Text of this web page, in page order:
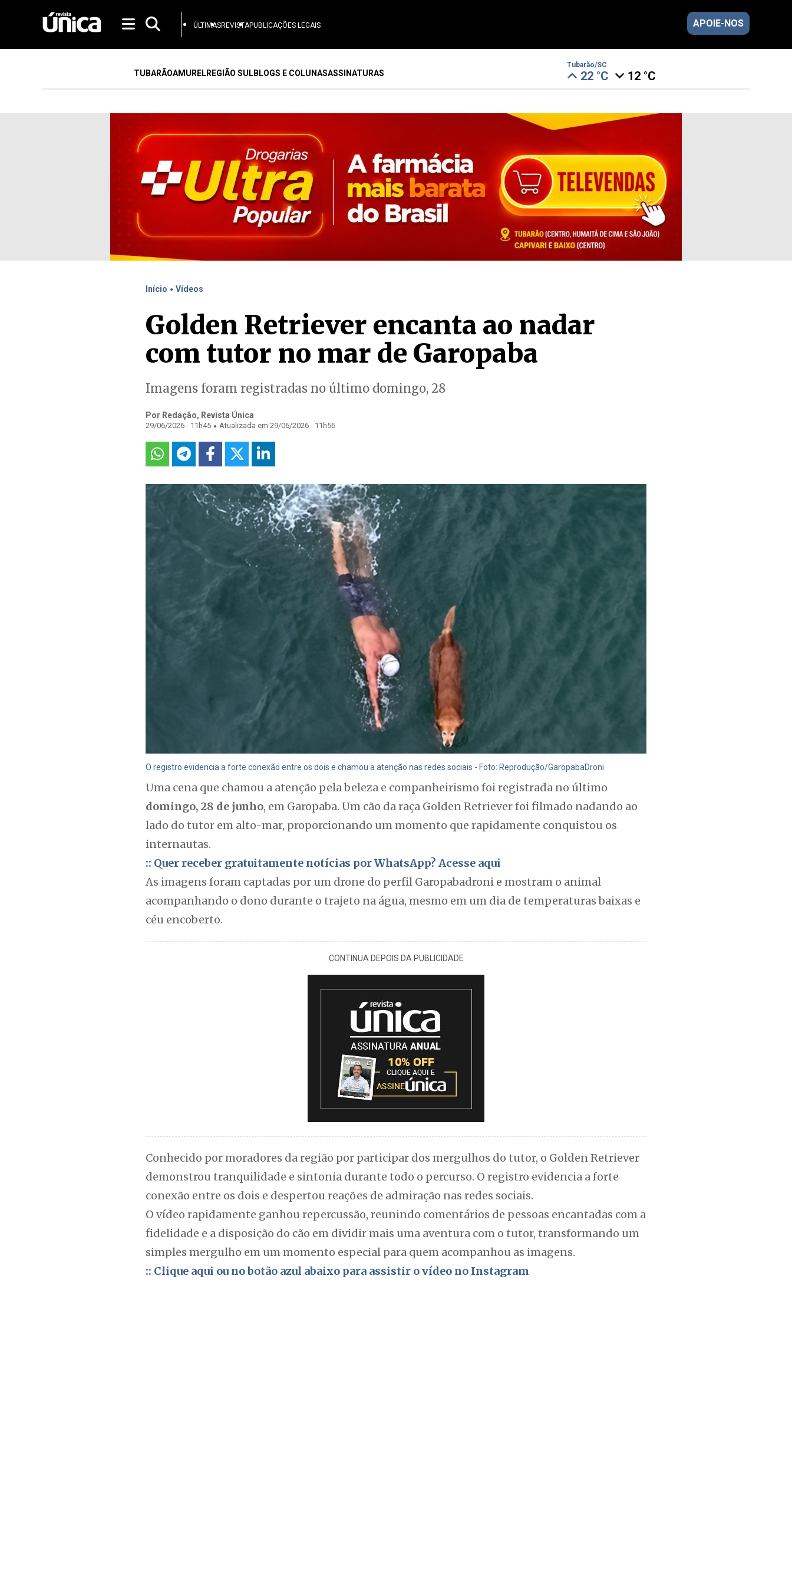
ÚLTIMASREVISTAPUBLICAÇÕES LEGAIS APOIE-NOS
TUBARÃOAMURELREGIÃO SULBLOGS E COLUNASASSINATURAS
Tubarão/SC
22 °C 12 °C
Início . Vídeos
Golden Retriever encanta ao nadar
com tutor no mar de Garopaba
Imagens foram registradas no último domingo, 28
Por Redação, Revista Única
29/06/2026 - 11h45 . Atualizada em 29/06/2026 - 11h56
O registro evidencia a forte conexão entre os dois e chamou a atenção nas redes sociais - Foto: Reprodução/GaropabaDroni
Uma cena que chamou a atenção pela beleza e companheirismo foi registrada no último
domingo, 28 de junho, em Garopaba. Um cão da raça Golden Retriever foi filmado nadando ao
lado do tutor em alto-mar, proporcionando um momento que rapidamente conquistou os
internautas.
:: Quer receber gratuitamente notícias por WhatsApp? Acesse aqui
As imagens foram captadas por um drone do perfil Garopabadroni e mostram o animal
acompanhando o dono durante o trajeto na água, mesmo em um dia de temperaturas baixas e
céu encoberto.
CONTINUA DEPOIS DA PUBLICIDADE
Conhecido por moradores da região por participar dos mergulhos do tutor, o Golden Retriever
demonstrou tranquilidade e sintonia durante todo o percurso. O registro evidencia a forte
conexão entre os dois e despertou reações de admiração nas redes sociais.
O vídeo rapidamente ganhou repercussão, reunindo comentários de pessoas encantadas com a
fidelidade e a disposição do cão em dividir mais uma aventura com o tutor, transformando um
simples mergulho em um momento especial para quem acompanhou as imagens.
:: Clique aqui ou no botão azul abaixo para assistir o vídeo no Instagram